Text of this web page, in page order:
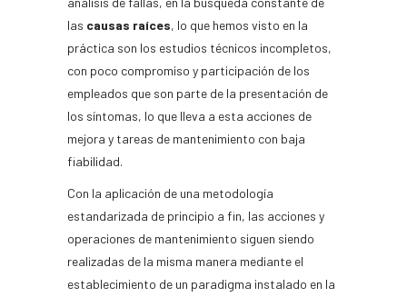
las causas raíces, lo que hemos visto en la
práctica son los estudios técnicos incompletos,
con poco compromiso y participación de los
empleados que son parte de la presentación de
los síntomas, lo que lleva a esta acciones de
mejora y tareas de mantenimiento con baja
fiabilidad.
Con la aplicación de una metodología
estandarizada de principio a fin, las acciones y
operaciones de mantenimiento siguen siendo
realizadas de la misma manera mediante el
establecimiento de un paradigma instalado en la